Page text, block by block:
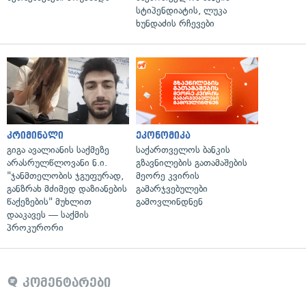
სტიპენდიატის, ლუკა
ხუნდაძის რჩევები
კრიმინალი
გიგა ავალიანის საქმეზე
არასრულწლოვანი ნ.ი.
"ჯანმთელობის ჯგუფურად,
განზრახ მძიმედ დაზიანების
წაქეზების" მუხლით
დააკავეს — საქმის
პროკურორი
ეკონომიკა
საქართველოს ბანკის
გზავნილების გათამაშების
მეორე კვირის
გამარჯვებულები
გამოვლინდნენ
კომენტარები